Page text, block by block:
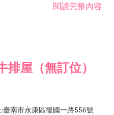
不動產租賃業 I503010
閱讀完整內容
排屋（無訂位）
臺南市永康區復國一路556號